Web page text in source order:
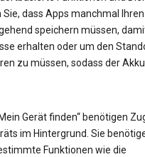
dass Apps manchmal
speichern müssen, damit
erhalten oder um den
zu müssen, sodass der
Gerät finden“ benötigen
im Hintergrund. Sie
Funktionen wie die